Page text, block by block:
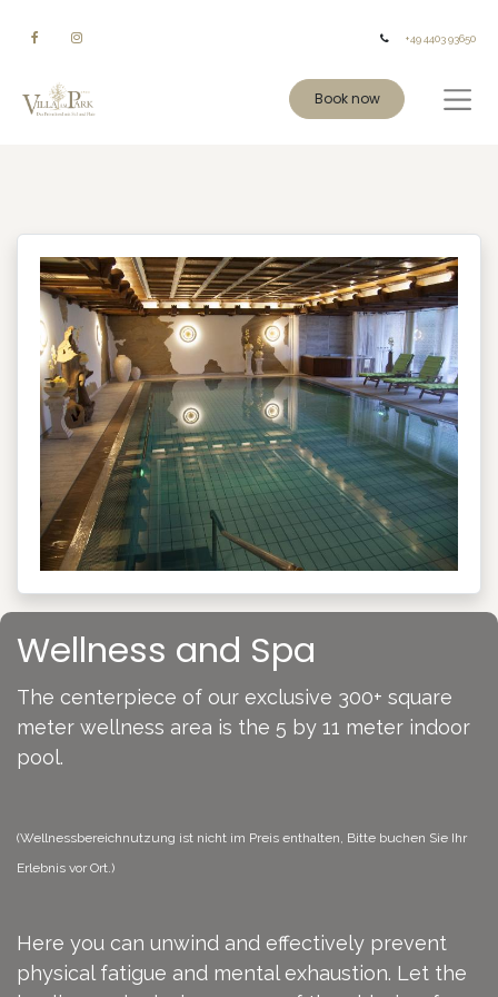
+49 4403 93650
Book now
Wellness and Spa​
The centerpiece of our exclusive 300+ square
meter wellness area is the 5 by 11 meter indoor
pool.
(Wellnessbereichnutzung ist nicht im Preis enthalten, Bitte buchen Sie Ihr
Erlebnis vor Ort.)
Here you can unwind and effectively prevent
physical fatigue and mental exhaustion. Let the